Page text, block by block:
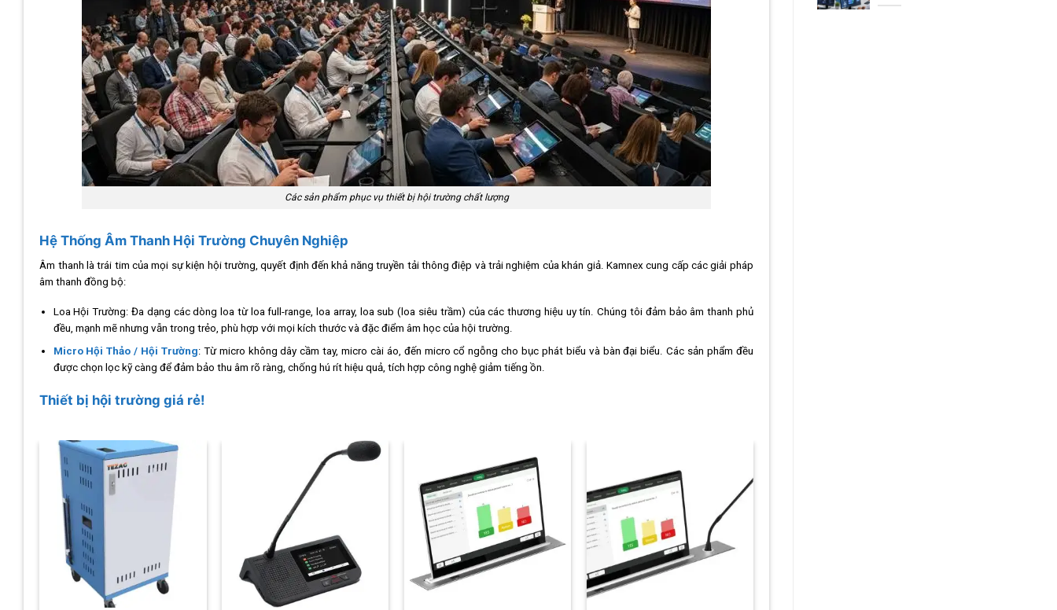
Các sản phẩm phục vụ thiết bị hội trường chất lượng
Hệ Thống Âm Thanh Hội Trường Chuyên Nghiệp
Âm thanh là trái tim của mọi sự kiện hội trường, quyết định đến khả năng truyền tải thông điệp và trải nghiệm của khán giả. Kamnex cung cấp các giải pháp
âm thanh đồng bộ:
Loa Hội Trường: Đa dạng các dòng loa từ loa full-range, loa array, loa sub (loa siêu trầm) của các thương hiệu uy tín. Chúng tôi đảm bảo âm thanh phủ
đều, mạnh mẽ nhưng vẫn trong trẻo, phù hợp với mọi kích thước và đặc điểm âm học của hội trường.
Micro Hội Thảo / Hội Trường: Từ micro không dây cầm tay, micro cài áo, đến micro cổ ngỗng cho bục phát biểu và bàn đại biểu. Các sản phẩm đều
được chọn lọc kỹ càng để đảm bảo thu âm rõ ràng, chống hú rít hiệu quả, tích hợp công nghệ giảm tiếng ồn.
Thiết bị hội trường giá rẻ!